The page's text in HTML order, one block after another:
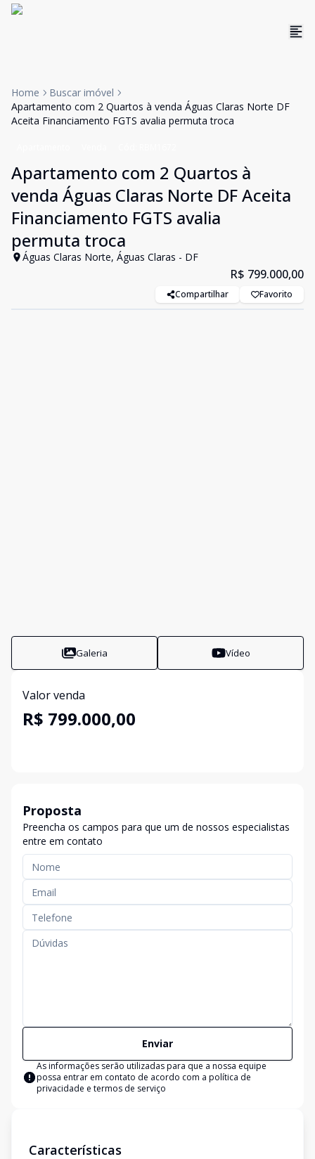
Home
Buscar imóvel
Apartamento com 2 Quartos à venda Águas Claras Norte DF
Aceita Financiamento FGTS avalia permuta troca
Apartamento com 2 Quartos à
venda Águas Claras Norte DF Aceita
Financiamento FGTS avalia
permuta troca
Águas Claras Norte, Águas Claras - DF
R$ 799.000,00
Compartilhar Favorito
Galeria Vídeo
Valor venda
R$ 799.000,00
Proposta
Preencha os campos para que um de nossos especialistas
entre em contato
Enviar
As informações serão utilizadas para que a nossa equipe
possa entrar em contato de acordo com a política de
privacidade e termos de serviço
Características